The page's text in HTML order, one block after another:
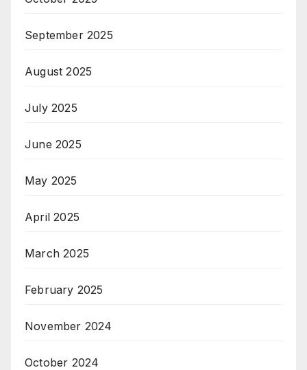
September 2025
August 2025
July 2025
June 2025
May 2025
April 2025
March 2025
February 2025
November 2024
October 2024